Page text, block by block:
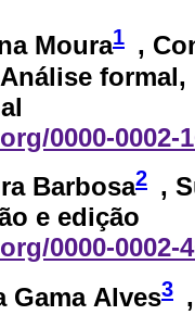
Moura1 ,
0000-0002-
Barbosa2 ,
e edição
0000-0002-
Gama Alves3